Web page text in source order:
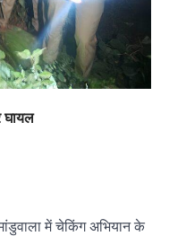
घायल
में चेकिंग अभियान के